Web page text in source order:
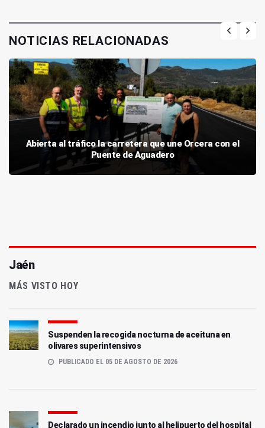
NOTICIAS RELACIONADAS
Abierta al tráfico la carretera que une Orcera con el
Puente de Aguadero
Jaén
MÁS VISTO HOY
Suspenden la recogida nocturna de aceituna en
olivares superintensivos
PUBLICADO EL 05 DE AGOSTO DE 2026
Declarado un incendio junto al helipuerto del hospital